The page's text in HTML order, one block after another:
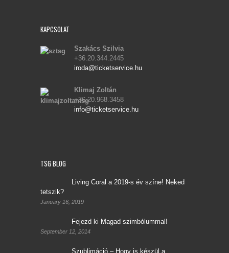
KAPCSOLAT
Szakács Szilvia
+36.20.344.2445
iroda@ticketservice.hu
Klimaj Zoltán
+36.20.968.3458
info@ticketservice.hu
TSG BLOG
Living Coral a 2019-s év színe! Neked
tetszik?
January 16, 2019
Fejezd ki Magad szimbólummal!
September 12, 2014
Szublimáció – Hogy is készül a